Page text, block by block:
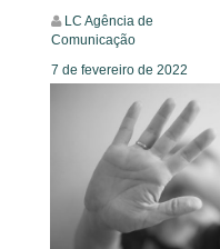
LC Agência de
Comunicação
7 de fevereiro de 2022
Leia Mais